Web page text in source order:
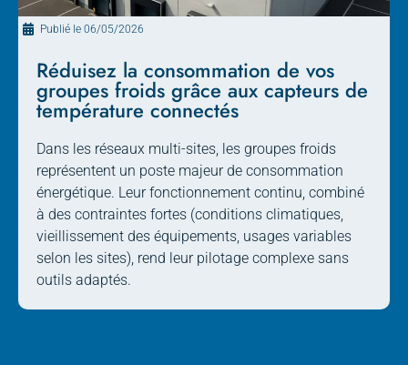
Publié le 06/05/2026
Réduisez la consommation de vos
groupes froids grâce aux capteurs de
température connectés
Dans les réseaux multi-sites, les groupes froids
représentent un poste majeur de consommation
énergétique. Leur fonctionnement continu, combiné
à des contraintes fortes (conditions climatiques,
vieillissement des équipements, usages variables
selon les sites), rend leur pilotage complexe sans
outils adaptés.